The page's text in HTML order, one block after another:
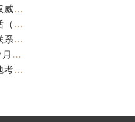
江诗丹顿中国官方售后服务中心｜官方热线与门店地址权威信息声明（2026年7月最新）
亲身探访江诗丹顿金华官方售后服务中心｜全新地址电话（2026年7月最新）
亲身探访江诗丹顿苏州官方售后服务中心｜完整地址与联系电话（2026年7月最新）
江诗丹顿表盘修复专业售后维修保养权威公示（2026年7月最新）
江诗丹顿中国官方售后服务中心服务电话及详细地址实地考察报告_多信源验证（2026年7月最新）